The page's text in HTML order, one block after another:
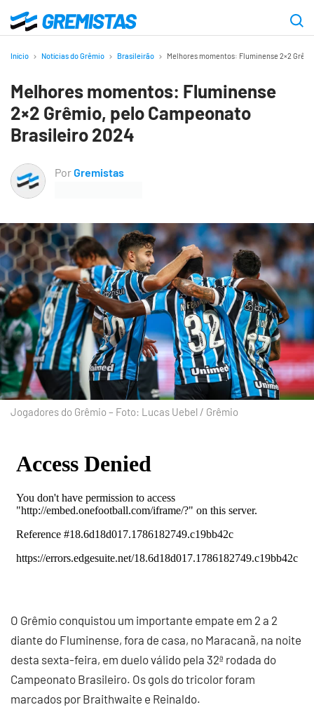
para
principal
Gremistas
Início Notícias do Grêmio Brasileirão Melhores momentos: Fluminense 2×2
Melhores momentos: Fluminense
2×2 Grêmio, pelo Campeonato
Brasileiro 2024
PorGremistas
Jogadores do Grêmio – Foto: Lucas Uebel / Grêmio
O Grêmio conquistou um importante empate em 2 a 2
diante do Fluminense, fora de casa, no Maracanã, na noite
desta sexta-feira, em duelo válido pela 32ª rodada do
Campeonato Brasileiro. Os gols do tricolor foram
marcados por Braithwaite e Reinaldo.